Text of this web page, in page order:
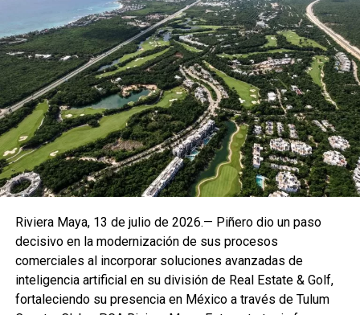
Riviera Maya, 13 de julio de 2026.— Piñero dio un paso
decisivo en la modernización de sus procesos
comerciales al incorporar soluciones avanzadas de
inteligencia artificial en su división de Real Estate & Golf,
fortaleciendo su presencia en México a través de Tulum